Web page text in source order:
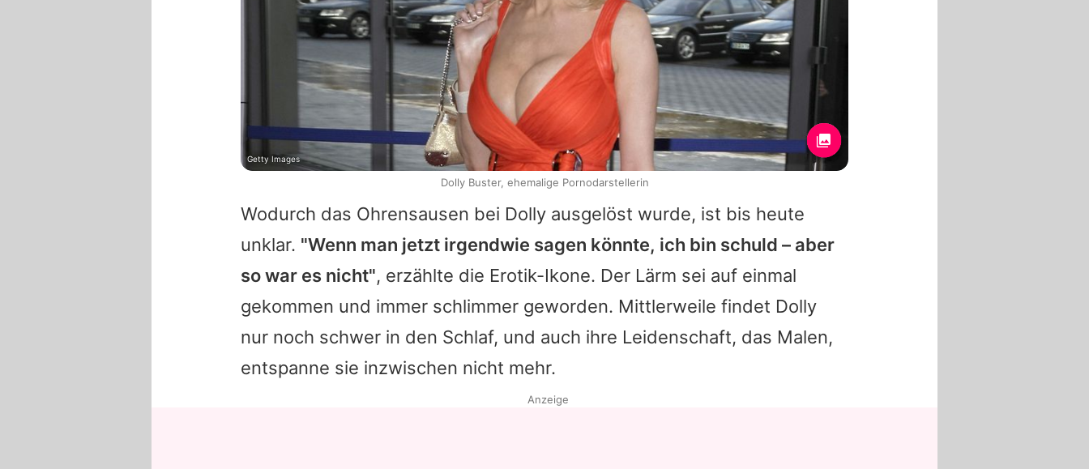
Wodurch das Ohrensausen bei Dolly ausgelöst wurde, ist bis heute
unklar. "Wenn man jetzt irgendwie sagen könnte, ich bin schuld – aber
so war es nicht", erzählte die Erotik-Ikone. Der Lärm sei auf einmal
gekommen und immer schlimmer geworden. Mittlerweile findet Dolly
nur noch schwer in den Schlaf, und auch ihre Leidenschaft, das Malen,
entspanne sie inzwischen nicht mehr.
Getty Images
Dolly Buster, ehemalige Pornodarstellerin
Anzeige